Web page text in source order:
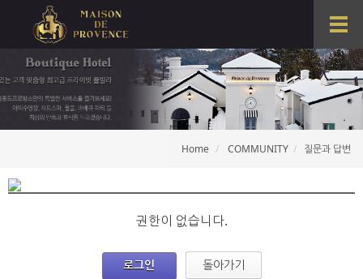
T
g
g
l
n
v
Home COMMUNITY 질문과 답변
권한이 없습니다.
로그인 돌아가기